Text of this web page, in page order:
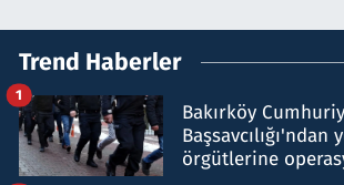
Trend Haberler
Bakırköy
örgütlerine
1